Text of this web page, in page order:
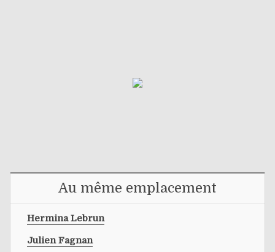
Au même emplacement
Hermina Lebrun
Julien Fagnan